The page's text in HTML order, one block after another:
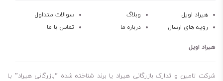
هیراد اویل وبلاگ
سوالات متداول
رویه های ارسال
درباره ما تماس با ما
هیراد اویل
شرکت تامین و تدارک بازرگانی هیراد یا برند شناخته شده “بازرگانی هیراد” بـا